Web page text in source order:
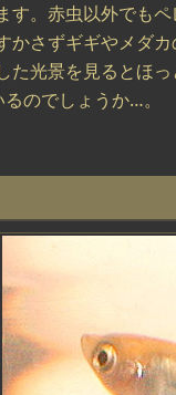
。赤虫以外でも
さずギギやメダ
光景を見るとほ
のでしょうか…。